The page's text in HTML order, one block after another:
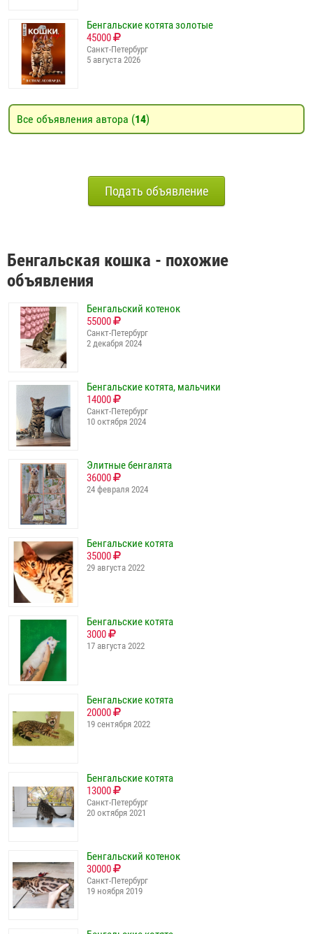
Бенгальские котята золотые
45000
Санкт-Петербург
5 августа 2026
Все объявления автора (14)
Подать объявление
Бенгальская кошка - похожие
объявления
Бенгальский котенок
55000
Санкт-Петербург
2 декабря 2024
Бенгальские котята, мальчики
14000
Санкт-Петербург
10 октября 2024
Элитные бенгалята
36000
24 февраля 2024
Бенгальские котята
35000
29 августа 2022
Бенгальские котята
3000
17 августа 2022
Бенгальские котята
20000
19 сентября 2022
Бенгальские котята
13000
Санкт-Петербург
20 октября 2021
Бенгальский котенок
30000
Санкт-Петербург
19 ноября 2019